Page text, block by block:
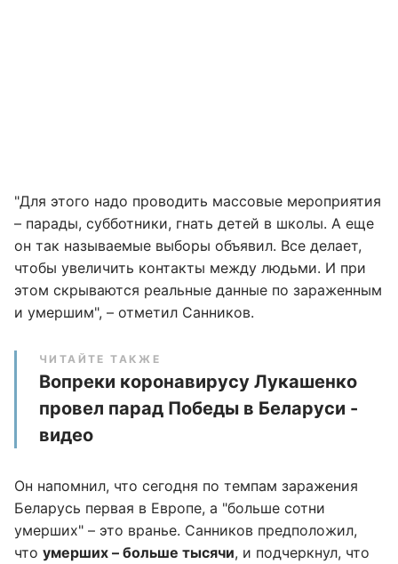
"Для этого надо проводить массовые мероприятия
– парады, субботники, гнать детей в школы. А еще
он так называемые выборы объявил. Все делает,
чтобы увеличить контакты между людьми. И при
этом скрываются реальные данные по зараженным
и умершим", – отметил Санников.
ЧИТАЙТЕ ТАКЖЕ
Вопреки коронавирусу Лукашенко
провел парад Победы в Беларуси -
видео
Он напомнил, что сегодня по темпам заражения
Беларусь первая в Европе, а "больше сотни
умерших" – это вранье. Санников предположил,
что умерших – больше тысячи, и подчеркнул, что